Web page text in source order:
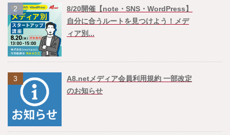
2
8/20開催【note・SNS・WordPress】
自分に合うルートを見つけよう！メデ
ィア別...
3
A8.netメディア会員利用規約 一部改定
のお知らせ